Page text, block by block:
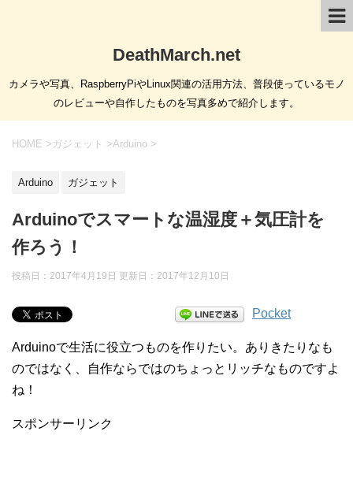
DeathMarch.net
カメラや写真、RaspberryPiやLinux関連の活用方法、普段使っているモノ
のレビューや自作したものを写真多めで紹介します。
HOME > ガジェット >Arduino >
Arduino ガジェット
Arduinoでスマートな温湿度＋気圧計を
作ろう！
投稿日：2017年4月19日 更新日： 2017年12月10日
Pocket
Arduinoで生活に役立つものを作りたい。ありきたりなも
のではなく、自作ならではのちょっとリッチなものですよ
ね！
スポンサーリンク